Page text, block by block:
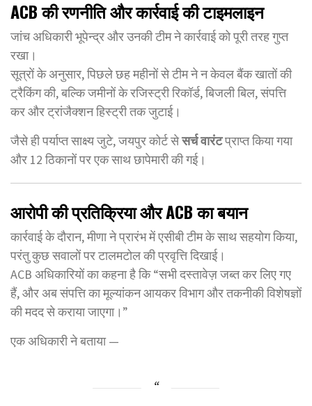
ACB की रणनीति और कार्रवाई की टाइमलाइन
जांच अधिकारी भूपेन्द्र और उनकी टीम ने कार्रवाई को पूरी तरह गुप्त
रखा।
सूत्रों के अनुसार, पिछले छह महीनों से टीम ने न केवल बैंक खातों की
ट्रैकिंग की, बल्कि जमीनों के रजिस्ट्री रिकॉर्ड, बिजली बिल, संपत्ति
कर और ट्रांजैक्शन हिस्ट्री तक जुटाई।
जैसे ही पर्याप्त साक्ष्य जुटे, जयपुर कोर्ट सेसर्च वारंटप्राप्त किया गया
और 12 ठिकानों पर एक साथ छापेमारी की गई।
आरोपी की प्रतिक्रिया और ACB का बयान
कार्रवाई के दौरान, मीणा ने प्रारंभ में एसीबी टीम के साथ सहयोग किया,
परंतु कुछ सवालों पर टालमटोल की प्रवृत्ति दिखाई।
ACB अधिकारियों का कहना है कि “सभी दस्तावेज़ जब्त कर लिए गए
हैं, और अब संपत्ति का मूल्यांकन आयकर विभाग और तकनीकी विशेषज्ञों
की मदद से कराया जाएगा।”
एक अधिकारी ने बताया —